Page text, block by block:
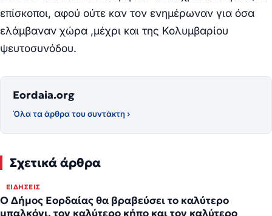
επίσκοποι, αφού ούτε καν τον ενημέρωναν για όσα
ελάμβαναν χώρα ,μέχρι και της Κολυμβαρίου
ψευτοσυνόδου.
Eordaia.org
Όλα τα άρθρα του συντάκτη ›
Σχετικά άρθρα
ΕΙΔΉΣΕΙΣ
Ο Δήμος Εορδαίας θα βραβεύσει το καλύτερο
μπαλκόνι, τον καλύτερο κήπο και τον καλύτερο